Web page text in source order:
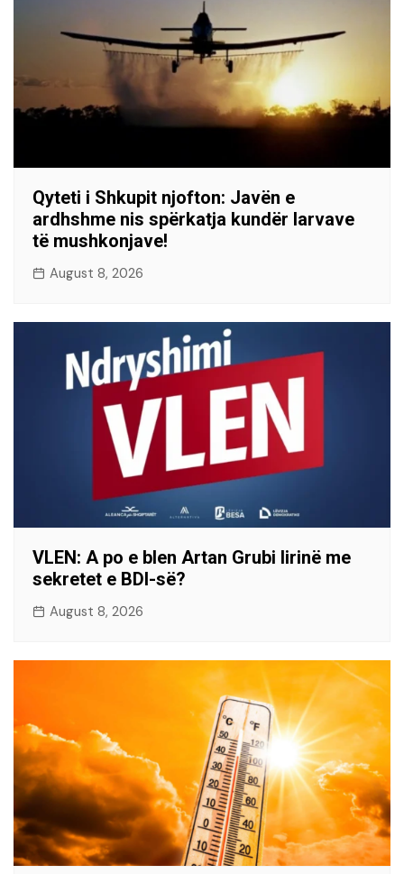
Qyteti i Shkupit njofton: Javën e
ardhshme nis spërkatja kundër larvave
të mushkonjave!
August 8, 2026
VLEN: A po e blen Artan Grubi lirinë me
sekretet e BDI-së?
August 8, 2026